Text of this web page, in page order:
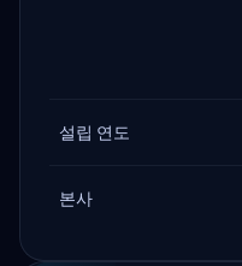
설립 연도
본사